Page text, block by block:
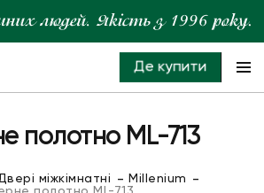
Де купити
полотно ML-713
міжкімнатні
Millenium